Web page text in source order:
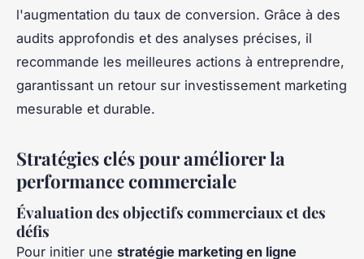
l'augmentation du taux de conversion. Grâce à des
audits approfondis et des analyses précises, il
recommande les meilleures actions à entreprendre,
garantissant un retour sur investissement marketing
mesurable et durable.
Stratégies clés pour améliorer la
performance commerciale
Évaluation des objectifs commerciaux et des
défis
Pour initier une stratégie marketing en ligne